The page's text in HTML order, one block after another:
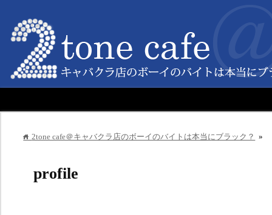
home2tone cafe＠キャバクラ店のボーイのバイトは本当にブラック？ »
profile